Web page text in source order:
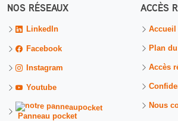
NOS RÉSEAUX
LinkedIn
Facebook
Instagram
Youtube
Panneau pocket
ACCÈS
Accueil
Plan
Accès
Nous